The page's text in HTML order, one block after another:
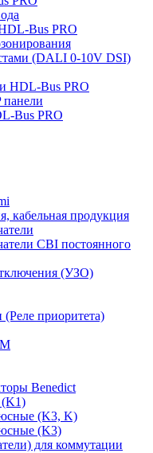
Bus PRO
(DALI 0-10V DSI)
HDL-Bus PRO
Bus PRO
кабельная продукция
CBI постоянного
(УЗО)
приоритета)
Benedict
(K3, K)
(K3)
для коммутации